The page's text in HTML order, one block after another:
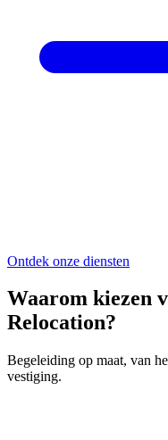
Ontdek onze diensten
Waarom kiezen
Relocation?
Begeleiding op maat, van
vestiging.